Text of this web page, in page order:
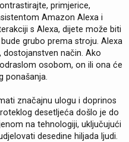
primjerice,
Amazon Alexa i
s Alexa, dijete može biti
grubo prema stroju. Alexa
način. Ako
osobom, on ili ona će
ponašanja.
značajnu ulogu i doprinos
desetljeća došlo je do
na tehnologiji, uključujući
desedine hiljada ljudi.